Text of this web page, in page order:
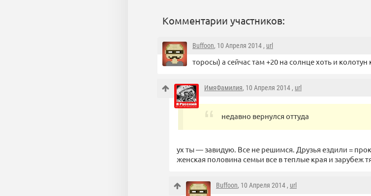
Комментарии участников:
Buffoon, 10 Апреля 2014 , url
торосы) а сейчас там +20 на солнце хоть и колотун
ИмяФамилия, 10 Апреля 2014 , url
недавно вернулся оттуда
ух ты — завидую. Все не решимся. Друзья ездили =
женская половина семьи все в теплые края и зарубеж
Buffoon, 10 Апреля 2014 , url